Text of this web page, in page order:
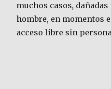
muchos casos,
hombre, en momentos
acceso libre sin